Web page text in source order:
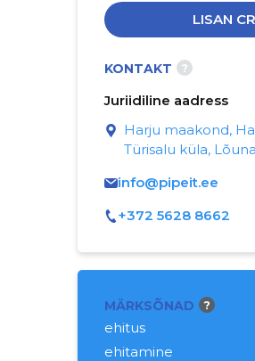
LISAN
KONTAKT ?
Juriidiline aadress
Harju maakond,
Türisalu küla,
info@pipeit.ee
+372 5628 8662
MÄRKSÕNAD ?
ehitus
ehitamine